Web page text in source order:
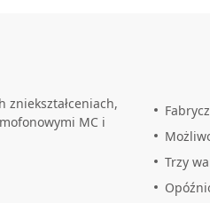
zniekształceniach,
MC i
Trzy